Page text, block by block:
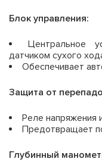
Блок управления:
Центральное
датчиком сухого
Обеспечивает
Защита от
Реле напряжения
Предотвращает
Глубинный